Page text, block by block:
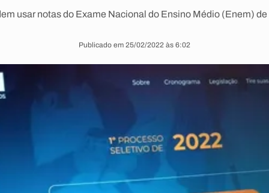
usar notas do Exame Nacional do Ensino Médio (Enem) de
Publicado em 25/02/2022 às 6:02